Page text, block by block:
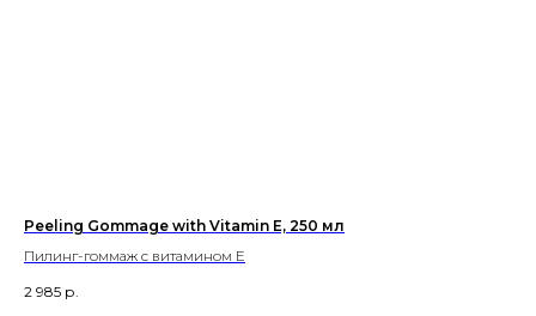
Peeling Gommage with Vitamin Е, 250 мл
Пилинг-гоммаж с витамином Е
2 985 р.